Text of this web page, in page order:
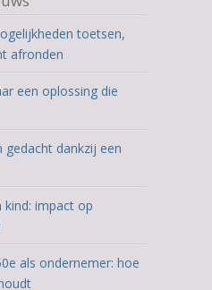
toetsen,
afronden
een oplossing die
dankzij een
kind: impact op
als ondernemer: hoe